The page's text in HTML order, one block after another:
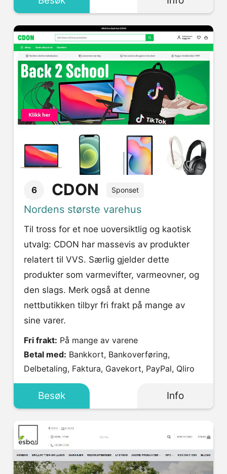
6 CDON Sponset
Nordens største varehus
Til tross for et noe uoversiktlig og kaotisk
utvalg: CDON har massevis av produkter
relatert til VVS. Særlig gjelder dette
produkter som varmevifter, varmeovner, og
den slags. Merk også at denne
nettbutikken tilbyr fri frakt på mange av
sine varer.
Fri frakt: På mange av varene
Betal med:
Delbetaling, Faktura, Gavekort, PayPal, Qliro
Besøk Info